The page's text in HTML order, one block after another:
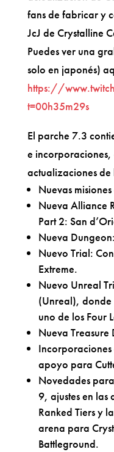
fans de fabricar y
JcJ de Crystalline
Puedes ver una
solo en japonés)
https://
t=00h35m29s
El parche 7.3
e incorporaciones,
actualizaciones
Nuevas
Nueva Alliance
Part 2: San
Nueva
Nuevo Trial:
Extreme.
Nuevo Unreal
(Unreal), donde
uno de los Four
Nueva
apoyo para
Novedades
9, ajustes en las
Ranked Tiers y
arena para
Battleground.